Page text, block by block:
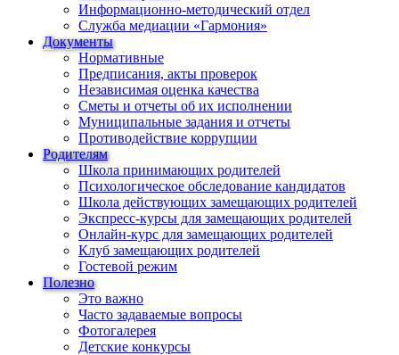
Информационно-методический отдел
Служба медиации «Гармония»
Документы
Нормативные
Предписания, акты проверок
Независимая оценка качества
Сметы и отчеты об их исполнении
Муниципальные задания и отчеты
Противодействие коррупции
Родителям
Школа принимающих родителей
Психологическое обследование кандидатов
Школа действующих замещающих родителей
Экспресс-курсы для замещающих родителей
Онлайн-курс для замещающих родителей
Клуб замещающих родителей
Гостевой режим
Полезно
Это важно
Часто задаваемые вопросы
Фотогалерея
Детские конкурсы